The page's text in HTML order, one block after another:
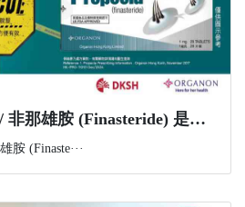
​保康絲 (Propecia) / 非那雄胺 (Finasteride) 是什麼？功效、副作用與購買資訊一文講解
胺 (Finaste···